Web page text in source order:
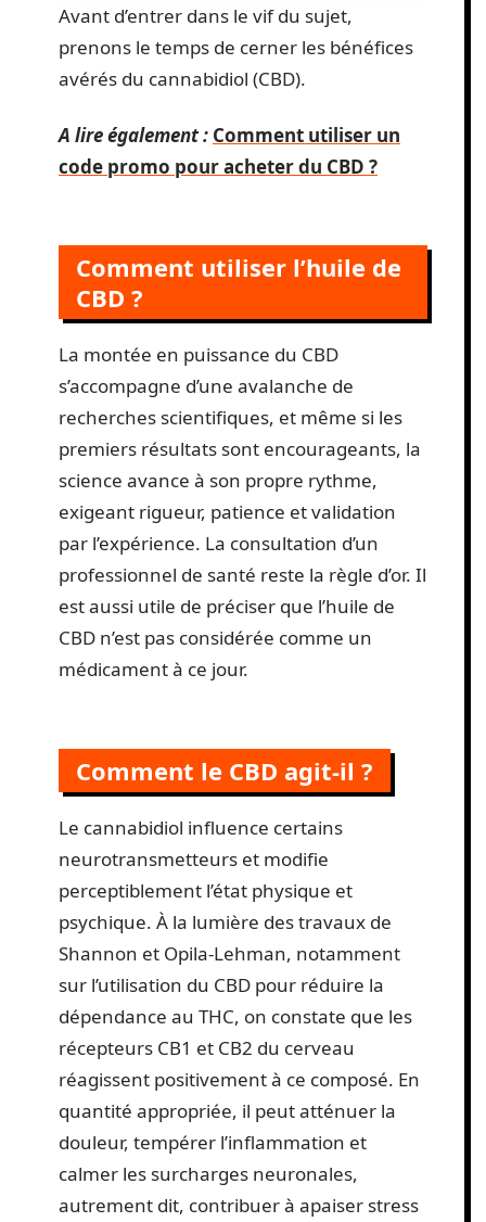
Avant d’entrer dans le vif du sujet,
prenons le temps de cerner les bénéfices
avérés du cannabidiol (CBD).
A lire également : Comment utiliser un
code promo pour acheter du CBD ?
Comment utiliser l’huile de
CBD ?
La montée en puissance du CBD
s’accompagne d’une avalanche de
recherches scientifiques, et même si les
premiers résultats sont encourageants, la
science avance à son propre rythme,
exigeant rigueur, patience et validation
par l’expérience. La consultation d’un
professionnel de santé reste la règle d’or. Il
est aussi utile de préciser que l’huile de
CBD n’est pas considérée comme un
médicament à ce jour.
Comment le CBD agit-il ?
Le cannabidiol influence certains
neurotransmetteurs et modifie
perceptiblement l’état physique et
psychique. À la lumière des travaux de
Shannon et Opila-Lehman, notamment
sur l’utilisation du CBD pour réduire la
dépendance au THC, on constate que les
récepteurs CB1 et CB2 du cerveau
réagissent positivement à ce composé. En
quantité appropriée, il peut atténuer la
douleur, tempérer l’inflammation et
calmer les surcharges neuronales,
autrement dit, contribuer à apaiser stress